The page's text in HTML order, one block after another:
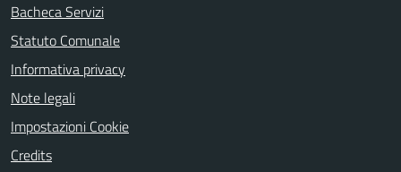
Bacheca Servizi
Statuto Comunale
Informativa privacy
Note legali
Impostazioni Cookie
Credits